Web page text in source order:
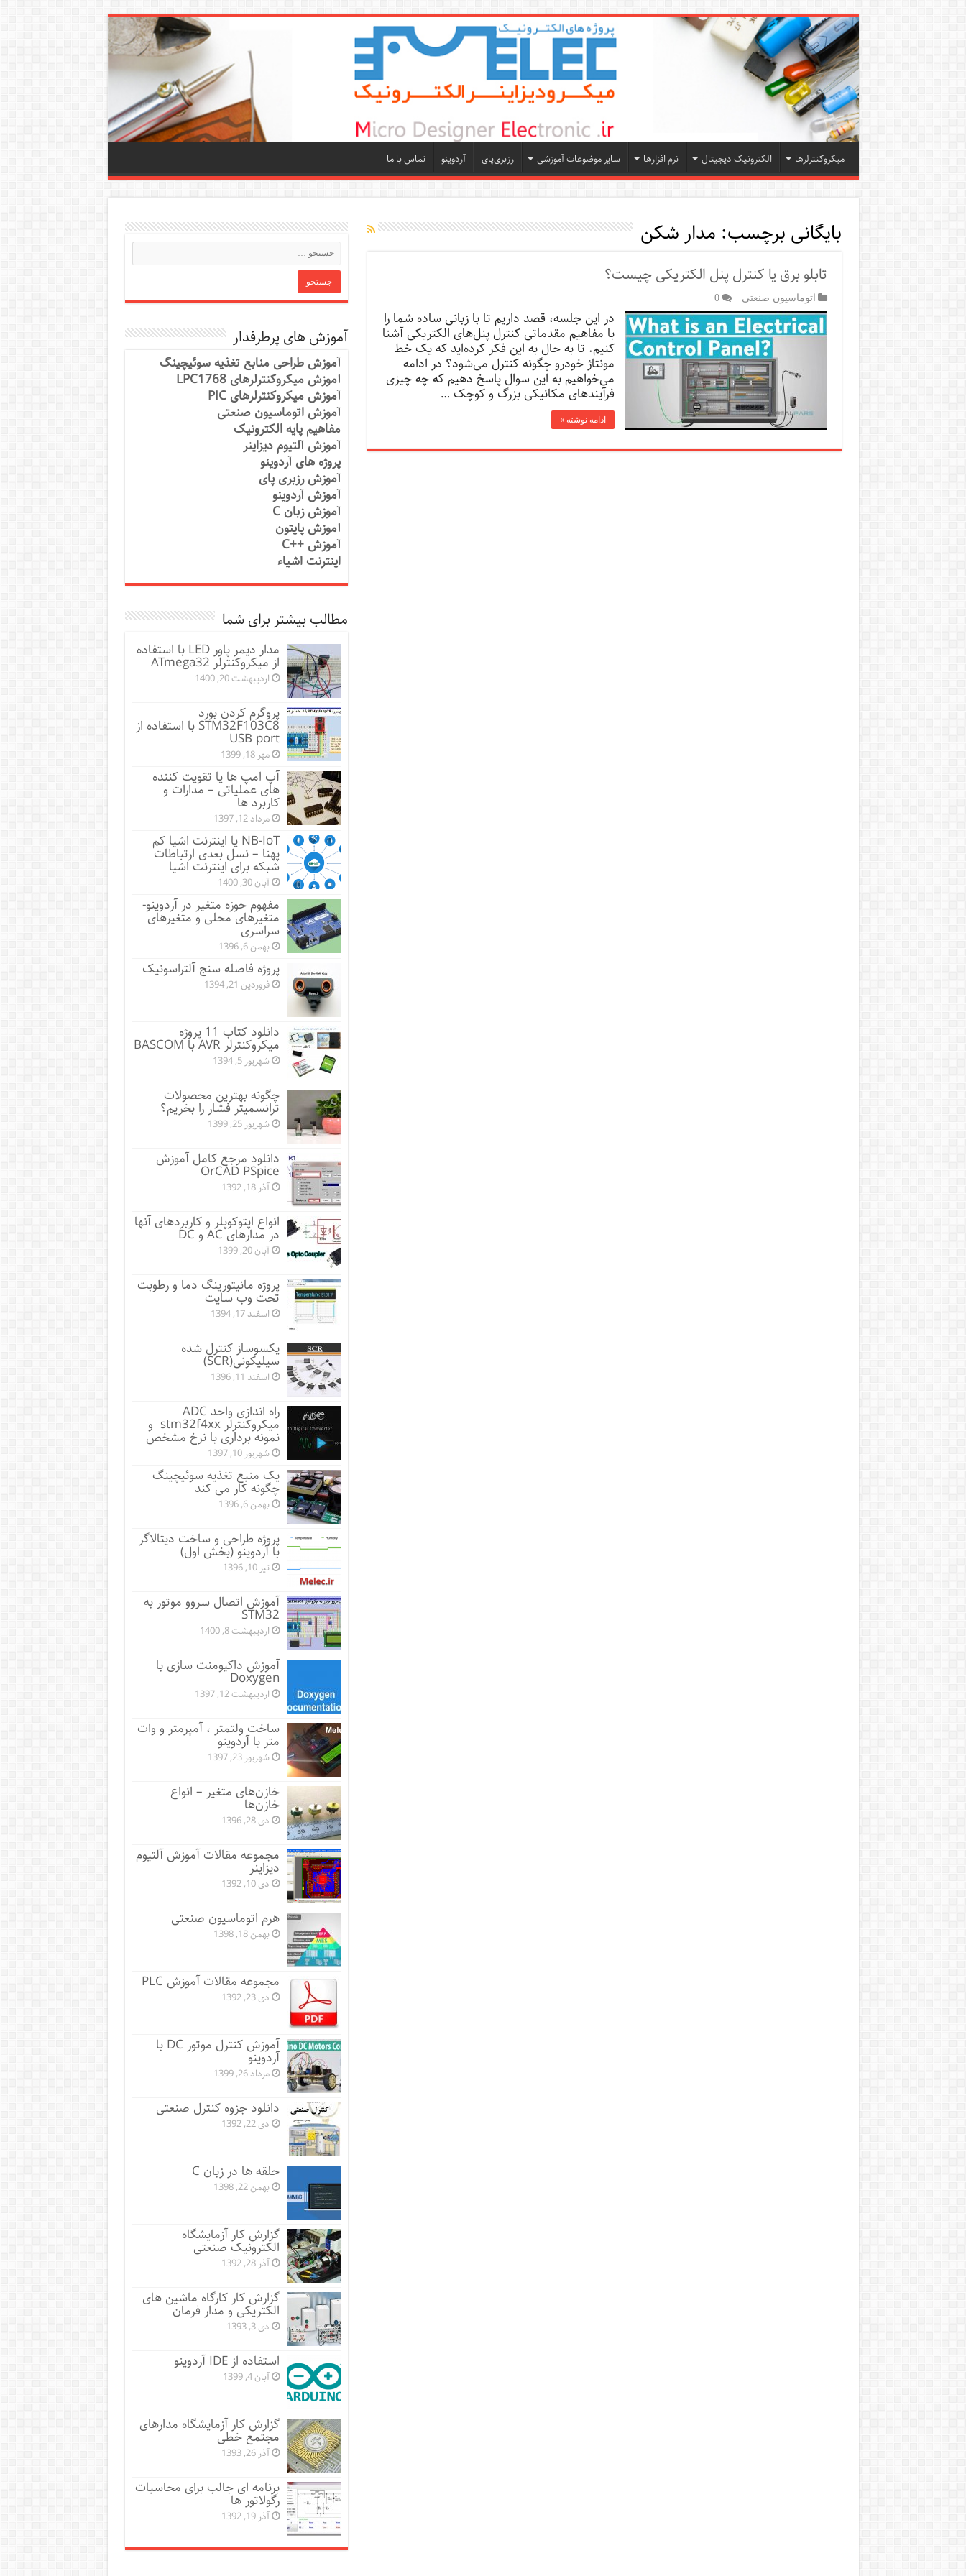
میکروکنترلرها الکترونیک دیجیتال نرم افزارها سایر موضوعات آموزشی رزبری‌پای آردوینو تماس با ما
بایگانی برچسب: مدار شکن
تابلو برق یا کنترل پنل الکتریکی چیست؟
اتوماسیون صنعتی 0
در این جلسه، قصد داریم تا با زبانی ساده شما را
با مفاهیم مقدماتی کنترل پنل‌های الکتریکی آشنا
کنیم. تا به حال به این فکر کرده‌اید که یک خط
مونتاژ خودرو چگونه کنترل می‌شود؟ در ادامه
می‌خواهیم به این سوال پاسخ دهیم که چه چیزی
فرآیند‌های مکانیکی بزرگ و کوچک …
ادامه نوشته »
آموزش های پرطرفدار
آموزش طراحی منابع تغذیه سوئیچینگ
آموزش میکروکنترلرهای LPC1768
آموزش میکروکنترلرهای PIC
آموزش اتوماسیون صنعتی
مفاهیم پایه الکترونیک
آموزش آلتیوم دیزاینر
پروژه های آردوینو
آموزش رزبری پای
آموزش آردوینو
آموزش زبان C
آموزش پایتون
آموزش ++C
اینترنت اشیاء
مطالب بیشتر برای شما
مدار دیمر پاور LED با استفاده
از میکروکنترلر ATmega32
اردیبهشت 20, 1400
پروگرم کردن بورد
STM32F103C8 با استفاده از
USB port
مهر 18, 1399
آپ امپ ها یا تقویت کننده
های عملیاتی – مدارات و
کاربرد ها
مرداد 12, 1397
NB-IoT یا اینترنت اشیا کم
پهنا – نسل بعدی ارتباطات
شبکه برای اینترنت اشیا
آبان 30, 1400
مفهوم حوزه متغیر در آردوینو-
متغیرهای محلی و متغیرهای
سراسری
بهمن 6, 1396
پروژه فاصله سنج آلتراسونیک
فروردین 21, 1394
دانلود کتاب 11 پروژه
میکروکنترلر AVR با BASCOM
شهریور 5, 1394
چگونه بهترین محصولات
ترانسمیتر فشار را بخریم؟
شهریور 25, 1399
دانلود مرجع کامل آموزش
OrCAD PSpice
آذر 18, 1392
انواع اپتوکوپلر و کاربردهای آنها
در مدارهای AC و DC
آبان 20, 1399
پروژه مانيتورينگ دما و رطوبت
تحت وب سایت
اسفند 17, 1394
یکسوساز کنترل شده
سیلیکونی(SCR)
اسفند 11, 1396
راه اندازی واحد ADC
میکروکنترلر stm32f4xx و
نمونه برداری با نرخ مشخص
شهریور 10, 1397
یک منبع تغذیه سوئیچینگ
چگونه کار می کند
بهمن 6, 1396
پروژه طراحی و ساخت دیتالاگر
با آردوینو (بخش اول)
تیر 10, 1396
آموزش اتصال سروو موتور به
STM32
اردیبهشت 8, 1400
آموزش داکیومنت سازی با
Doxygen
اردیبهشت 12, 1397
ساخت ولتمتر ، آمپرمتر و وات
متر با آردوینو
شهریور 23, 1397
خازن‌های متغیر – انواع
خازن‌ها
دی 28, 1396
مجموعه مقالات آموزش آلتیوم
دیزاینر
دی 10, 1392
هرم اتوماسیون صنعتی
بهمن 18, 1398
مجموعه مقالات آموزش PLC
دی 23, 1392
آموزش کنترل موتور DC با
آردوینو
مرداد 26, 1399
دانلود جزوه کنترل صنعتی
دی 22, 1392
حلقه ها در زبان C
بهمن 22, 1398
گزارش کار آزمایشگاه
الکترونیک صنعتی
آذر 28, 1392
گزارش کار کارگاه ماشین های
الکتریکی و مدار فرمان
دی 3, 1393
استفاده از IDE آردوینو
آبان 4, 1399
گزارش کار آزمایشگاه مدارهای
مجتمع خطی
آذر 26, 1393
برنامه ای جالب برای محاسبات
رگولاتور ها
آذر 19, 1392